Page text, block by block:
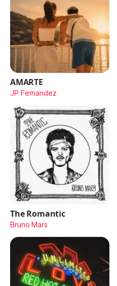
AMARTE
JP Fernandez
The Romantic
Bruno Mars